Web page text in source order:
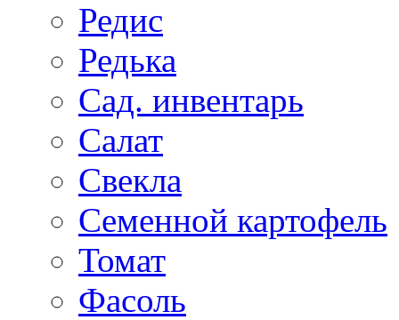
Редис
Редька
Сад. инвентарь
Салат
Свекла
Семенной картофель
Томат
Фасоль